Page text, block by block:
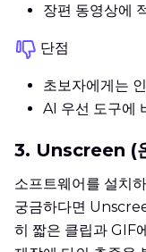
장편 동영상에
단점
초보자에게는
AI 우선 도구에
3. Unscreen (
소프트웨어를 설치
궁금하다면
히 짧은 클립과 GIF